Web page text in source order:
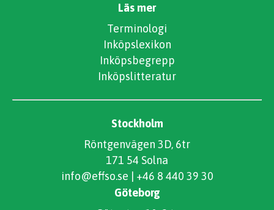
Läs mer
Terminologi
Inköpslexikon
Inköpsbegrepp
Inköpslitteratur
Stockholm
Röntgenvägen 3D, 6tr
171 54 Solna
info@effso.se
+46 8 440 39 30
Göteborg